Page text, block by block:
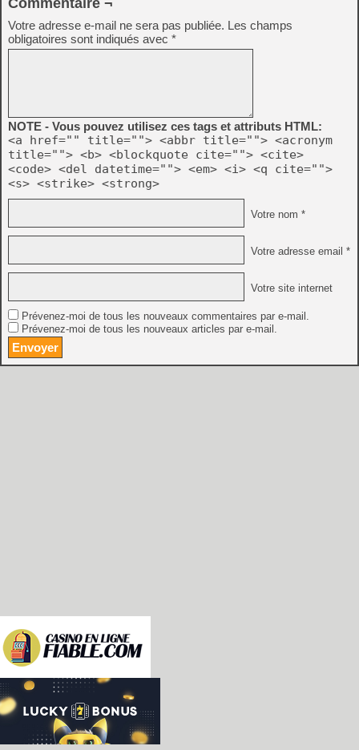
Commentaire ¬
Votre adresse e-mail ne sera pas publiée. Les champs
obligatoires sont indiqués avec *
NOTE - Vous pouvez utilisez ces tags et attributs HTML:
<a href="" title=""> <abbr title=""> <acronym
title=""> <b> <blockquote cite=""> <cite>
<code> <del datetime=""> <em> <i> <q cite="">
<s> <strike> <strong>
Votre nom *
Votre adresse email *
Votre site internet
Prévenez-moi de tous les nouveaux commentaires par e-mail.
Prévenez-moi de tous les nouveaux articles par e-mail.